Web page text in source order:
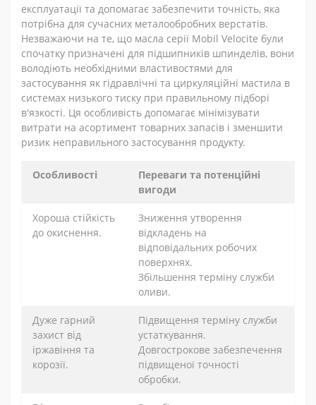
експлуатації та допомагає забезпечити точність, яка
потрібна для сучасних металообробних верстатів.
Незважаючи на те, що масла серії Mobil Velocite були
спочатку призначені для підшипників шпинделів, вони
володіють необхідними властивостями для
застосування як гідравлічні та циркуляційні мастила в
системах низького тиску при правильному підборі
в'язкості. Ця особливість допомагає мінімізувати
витрати на асортимент товарних запасів і зменшити
ризик неправильного застосування продукту.
Особливості
Переваги та потенційні
вигоди
Хороша стійкість
до окиснення.
Зниження утворення
відкладень на
відповідальних робочих
поверхнях.
Збільшення терміну служби
оливи.
Дуже гарний
захист від
іржавіння та
корозії.
Підвищення терміну служби
устаткування.
Довгострокове забезпечення
підвищеної точності
обробки.